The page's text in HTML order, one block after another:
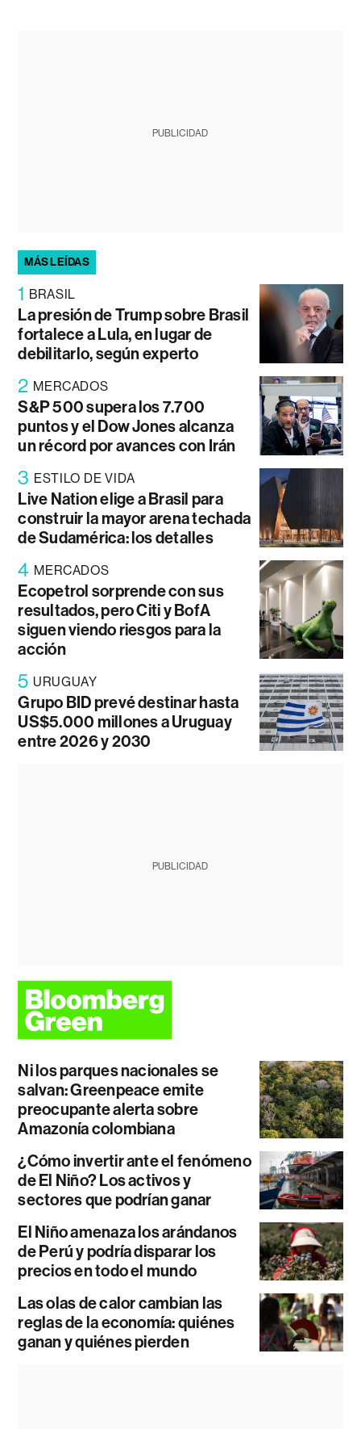
PUBLICIDAD
MÁS LEÍDAS
1 BRASIL
La presión de Trump sobre Brasil
fortalece a Lula, en lugar de
debilitarlo, según experto
2 MERCADOS
S&P 500 supera los 7.700
puntos y el Dow Jones alcanza
un récord por avances con Irán
3 ESTILO DE VIDA
Live Nation elige a Brasil para
construir la mayor arena techada
de Sudamérica: los detalles
4 MERCADOS
Ecopetrol sorprende con sus
resultados, pero Citi y BofA
siguen viendo riesgos para la
acción
5 URUGUAY
Grupo BID prevé destinar hasta
US$5.000 millones a Uruguay
entre 2026 y 2030
PUBLICIDAD
Ni los parques nacionales se
salvan: Greenpeace emite
preocupante alerta sobre
Amazonía colombiana
¿Cómo invertir ante el fenómeno
de El Niño? Los activos y
sectores que podrían ganar
El Niño amenaza los arándanos
de Perú y podría disparar los
precios en todo el mundo
Las olas de calor cambian las
reglas de la economía: quiénes
ganan y quiénes pierden